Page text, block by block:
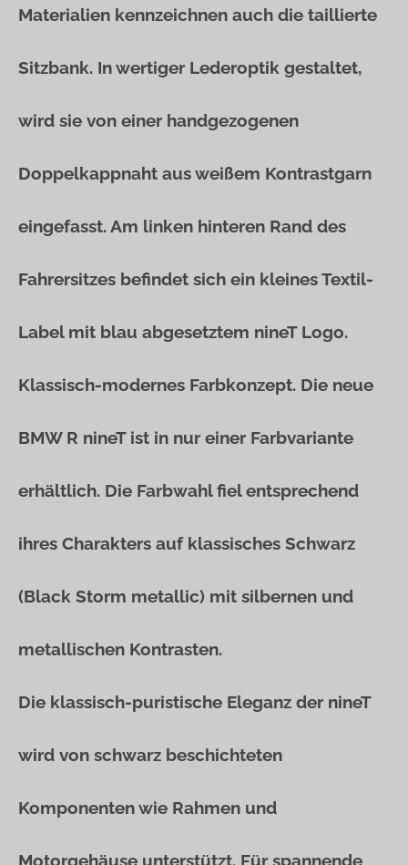
Materialien kennzeichnen auch die taillierte
Sitzbank. In wertiger Lederoptik gestaltet,
wird sie von einer handgezogenen
Doppelkappnaht aus weißem Kontrastgarn
eingefasst. Am linken hinteren Rand des
Fahrersitzes befindet sich ein kleines Textil-
Label mit blau abgesetztem nineT Logo.
Klassisch-modernes Farbkonzept. Die neue
BMW R nineT ist in nur einer Farbvariante
erhältlich. Die Farbwahl fiel entsprechend
ihres Charakters auf klassisches Schwarz
(Black Storm metallic) mit silbernen und
metallischen Kontrasten.
Die klassisch-puristische Eleganz der nineT
wird von schwarz beschichteten
Komponenten wie Rahmen und
Motorgehäuse unterstützt. Für spannende